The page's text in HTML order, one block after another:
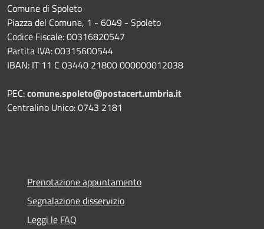
Comune di Spoleto
Piazza del Comune, 1 - 6049 - Spoleto
Codice Fiscale: 00316820547
Partita IVA: 00315600544
IBAN: IT 11 C 03440 21800 000000012038
PEC:comune.spoleto@postacert.umbria.it
Centralino Unico: 0743 2181
Prenotazione appuntamento
Segnalazione disservizio
Leggi le FAQ